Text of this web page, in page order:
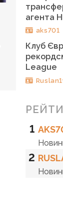
агента
aks701
Клуб
League
1
2